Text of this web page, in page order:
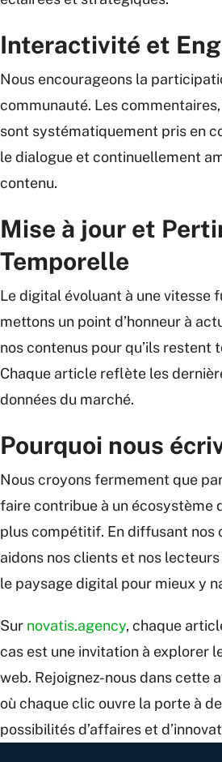
Interactivité et
Nous encourageons la
communauté. Les
sont systématiquement pris en
le dialogue et continuellement
contenu.
Mise à jour et
Temporelle
Le digital évoluant à une vitesse
mettons un point d’honneur à
nos contenus pour qu’ils restent
Chaque article reflète les
données du marché.
Pourquoi nous
Nous croyons fermement que
faire contribue à un écosystème
plus compétitif. En diffusant nos
aidons nos clients et nos
le paysage digital pour mieux y
Sur novatis.agency, chaque
cas est une invitation à explorer
web. Rejoignez-nous dans cette
où chaque clic ouvre la porte à
possibilités d’affaires et